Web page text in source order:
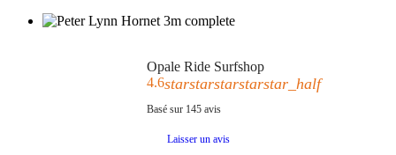
Opale Ride Surfshop
4.6starstarstarstarstar_half
Basé sur 145avis
Laisser un avis